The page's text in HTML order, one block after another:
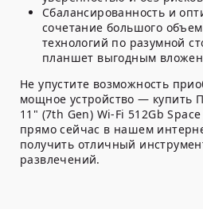
Сбалансированность и
сочетание большого
технологий по разумной
планшет выгодным
Не упустите возможность
мощное устройство — купить
11" (7th Gen) Wi-Fi 512Gb
прямо сейчас в нашем
получить отличный
развлечений.